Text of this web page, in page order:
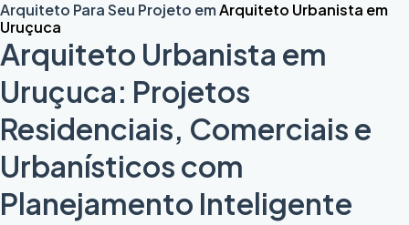
Arquiteto Para Seu Projeto emArquiteto Urbanista em
Uruçuca
Arquiteto Urbanista em
Uruçuca: Projetos
Residenciais, Comerciais e
Urbanísticos com
Planejamento Inteligente